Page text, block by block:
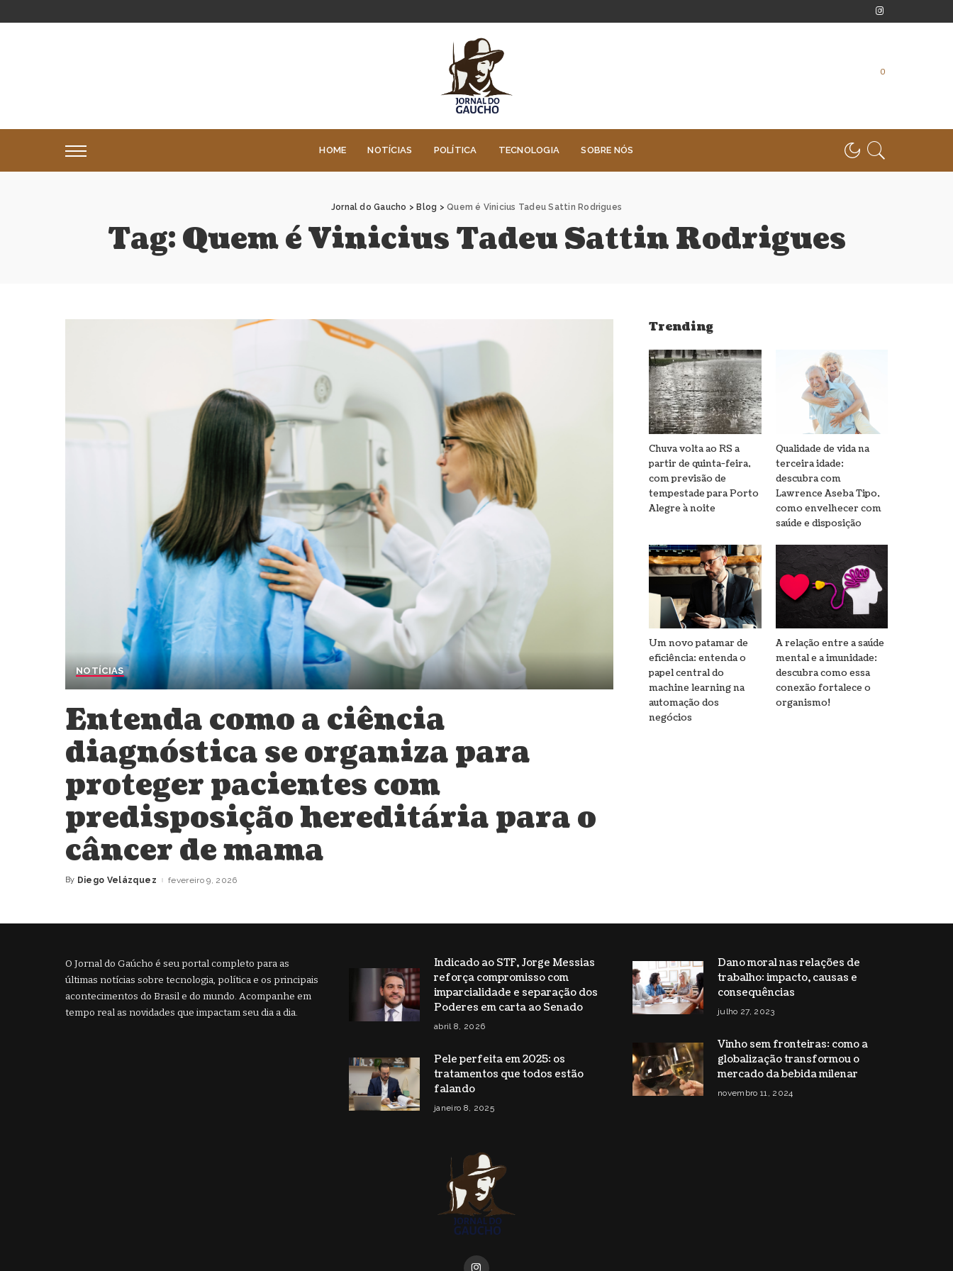
0
HOME NOTÍCIAS POLÍTICA TECNOLOGIA SOBRE NÓS
Jornal do Gaucho > Blog >Quem é Vinicius Tadeu Sattin Rodrigues
Tag:Quem é Vinicius Tadeu Sattin Rodrigues
NOTÍCIAS
Entenda como a ciência
diagnóstica se organiza para
proteger pacientes com
predisposição hereditária para o
câncer de mama
Posted
By Diego Velázquez fevereiro 9, 2026
Trending
Chuva volta ao RS a
partir de quinta-feira,
com previsão de
tempestade para Porto
Alegre à noite
Qualidade de vida na
terceira idade:
descubra com
Lawrence Aseba Tipo,
como envelhecer com
saúde e disposição
Um novo patamar de
eficiência: entenda o
papel central do
machine learning na
automação dos
negócios
A relação entre a saúde
mental e a imunidade:
descubra como essa
conexão fortalece o
organismo!
O Jornal do Gaúcho é seu portal completo para as
últimas notícias sobre tecnologia, política e os principais
acontecimentos do Brasil e do mundo. Acompanhe em
tempo real as novidades que impactam seu dia a dia.
Indicado ao STF, Jorge Messias
reforça compromisso com
imparcialidade e separação dos
Poderes em carta ao Senado
abril 8, 2026
Pele perfeita em 2025: os
tratamentos que todos estão
falando
janeiro 8, 2025
Dano moral nas relações de
trabalho: impacto, causas e
consequências
julho 27, 2023
Vinho sem fronteiras: como a
globalização transformou o
mercado da bebida milenar
novembro 11, 2024